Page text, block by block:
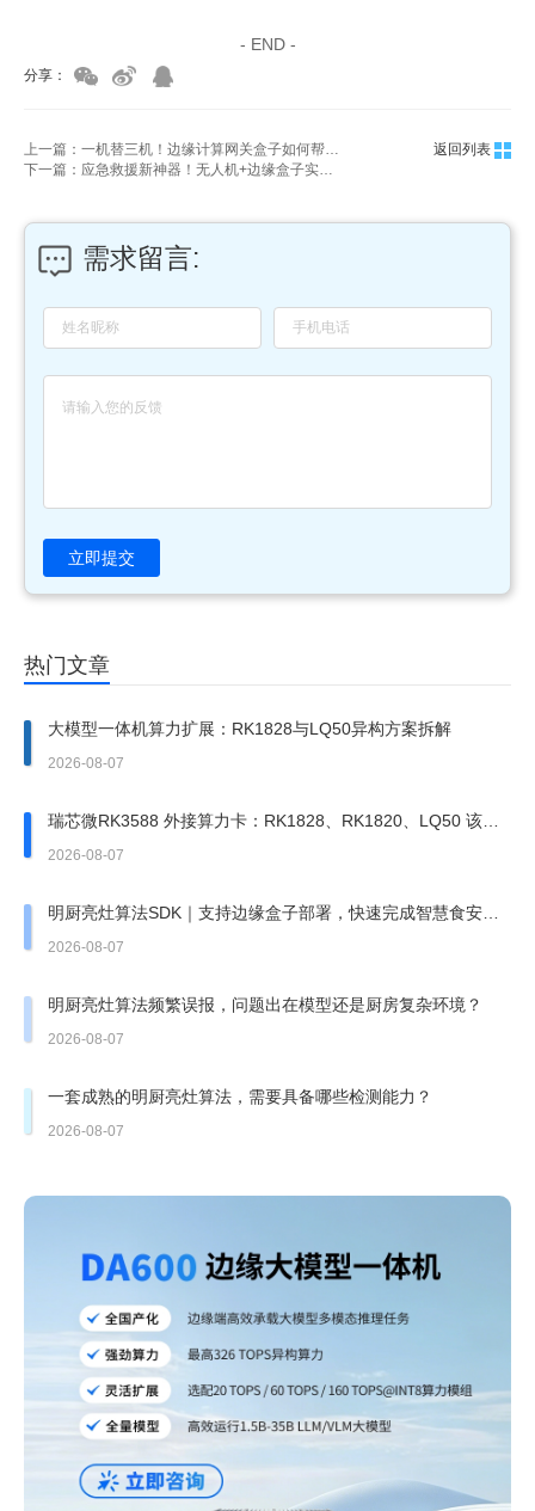
- END -
分享：
返回列表
需求留言:
立即提交
热门文章
大模型一体机算力扩展：RK1828与LQ50异构方案拆解
2026-08-07
瑞芯微RK3588 外接算力卡：RK1828、RK1820、LQ50 该上
哪一张？
2026-08-07
明厨亮灶算法SDK｜支持边缘盒子部署，快速完成智慧食安改
造
2026-08-07
明厨亮灶算法频繁误报，问题出在模型还是厨房复杂环境？
2026-08-07
一套成熟的明厨亮灶算法，需要具备哪些检测能力？
2026-08-07